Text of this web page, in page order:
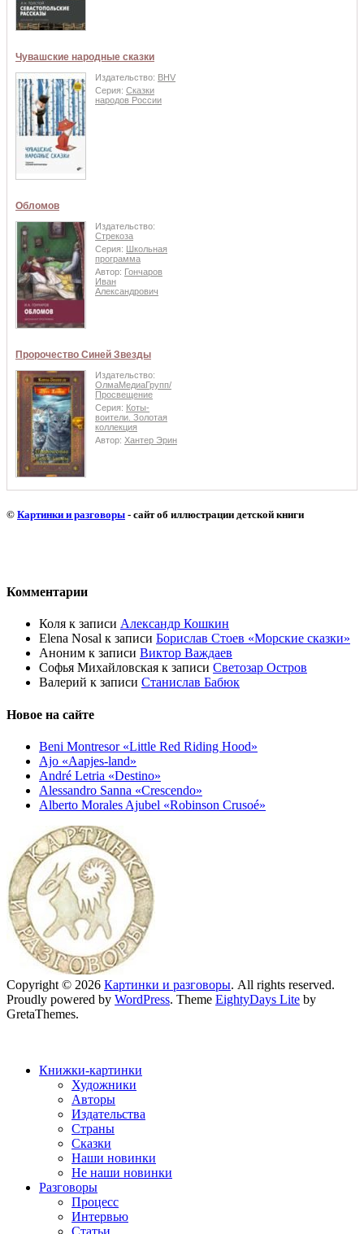
Чувашские народные сказки
Издательство: BHV
Серия: Сказки
народов России
Обломов
Издательство:
Стрекоза
Серия: Школьная
программа
Автор: Гончаров
Иван
Александрович
Пророчество Синей Звезды
Издательство:
ОлмаМедиаГрупп/
Просвещение
Серия: Коты-
воители. Золотая
коллекция
Автор: Хантер Эрин
© Картинки и разговоры - сайт об иллюстрации детской книги
Комментарии
Коля к записи Александр Кошкин
Elena Nosal к записи Борислав Стоев «Морские сказки»
Аноним к записи Виктор Важдаев
Софья Михайловская к записи Светозар Остров
Валерий к записи Станислав Бабюк
Новое на сайте
Beni Montresor «Little Red Riding Hood»
Ajo «Aapjes-land»
André Letria «Destino»
Alessandro Sanna «Crescendo»
Alberto Morales Ajubel «Robinson Crusoé»
Copyright © 2026 Картинки и разговоры. All rights reserved.
Proudly powered by WordPress. Theme EightyDays Lite by
GretaThemes.
Книжки-картинки
Художники
Авторы
Издательства
Страны
Сказки
Наши новинки
Не наши новинки
Разговоры
Процесс
Интервью
Статьи